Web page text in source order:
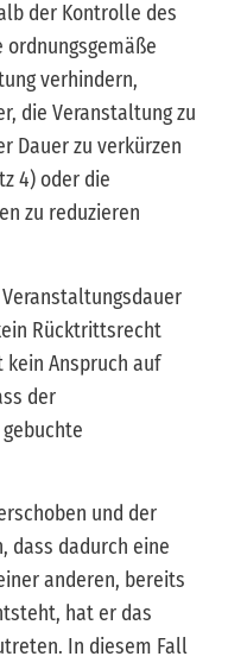
der Kontrolle des
verhindern,
die Veranstaltung zu
Dauer zu verkürzen
4) oder die
zu reduzieren
Rücktrittsrecht
Anspruch auf
der
und der
dass dadurch eine
anderen, bereits
hat er das
In diesem Fall